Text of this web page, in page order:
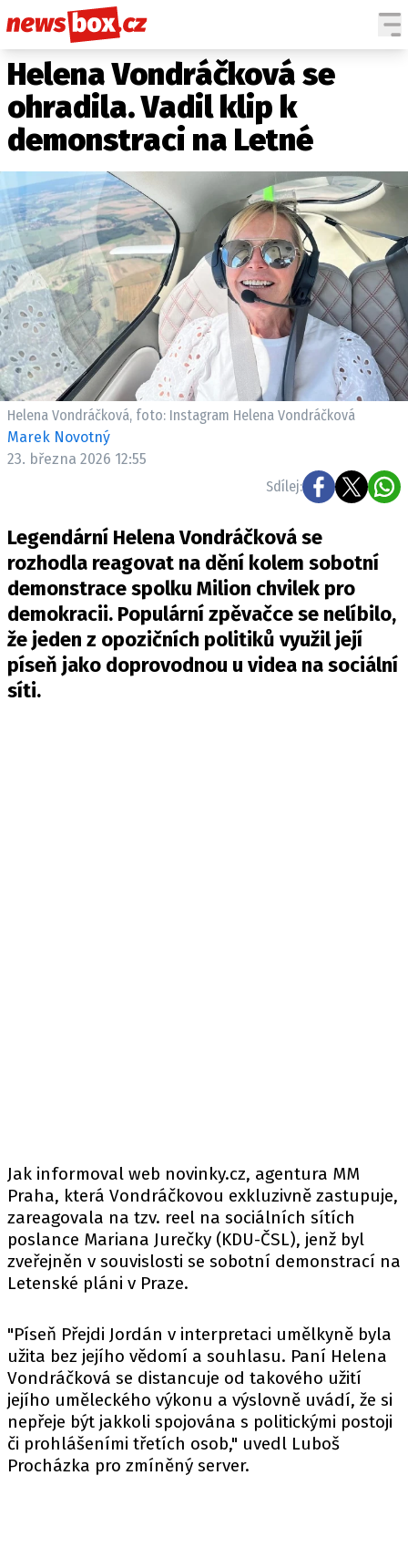
DOMÁCÍ
ZAHRANIČÍ
POČASÍ
KRIMI
EKONOMIKA
KULTURA
SPOLEČNOST
SPORT
ČESKÉ CELEBRITY
SVĚTOVÉ CELEBRITY
SLEDUJTE NÁS NA
Máte příběh, fotku nebo video?
Pošlete e-mail na newsbox.cz
KONTAKT
VYDAVATEL
INZERCE
OSOBNÍ ÚDAJE / COOKIES
VOLNÁ MÍSTA
Helena Vondráčková se
ohradila. Vadil klip k
demonstraci na Letné
Helena Vondráčková, foto: Instagram Helena Vondráčková
Marek Novotný
23. března 2026 12:55
Sdílej:
Legendární Helena Vondráčková se
rozhodla reagovat na dění kolem sobotní
demonstrace spolku Milion chvilek pro
demokracii. Populární zpěvačce se nelíbilo,
že jeden z opozičních politiků využil její
píseň jako doprovodnou u videa na sociální
síti.
Jak informoval web novinky.cz, agentura MM
Praha, která Vondráčkovou exkluzivně zastupuje,
zareagovala na tzv. reel na sociálních sítích
poslance Mariana Jurečky (KDU-ČSL), jenž byl
zveřejněn v souvislosti se sobotní demonstrací na
Letenské pláni v Praze.
"Píseň Přejdi Jordán v interpretaci umělkyně byla
užita bez jejího vědomí a souhlasu. Paní Helena
Vondráčková se distancuje od takového užití
jejího uměleckého výkonu a výslovně uvádí, že si
nepřeje být jakkoli spojována s politickými postoji
či prohlášeními třetích osob," uvedl Luboš
Procházka pro zmíněný server.